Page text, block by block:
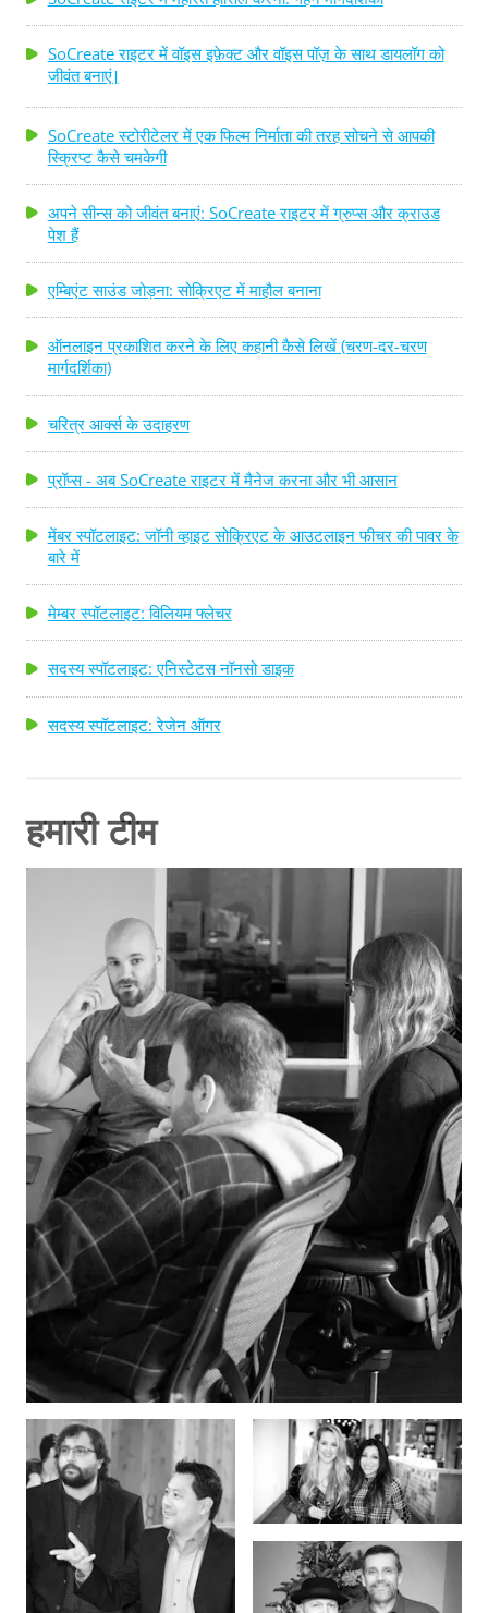
SoCreate राइटर में वॉइस इफ़ेक्ट और वॉइस पॉज़ के साथ डायलॉग को
जीवंत बनाएं।
SoCreate स्टोरीटेलर में एक फिल्म निर्माता की तरह सोचने से आपकी
स्क्रिप्ट कैसे चमकेगी
अपने सीन्स को जीवंत बनाएं: SoCreate राइटर में ग्रुप्स और क्राउड
पेश हैं
एम्बिएंट साउंड जोड़ना: सोक्रिएट में माहौल बनाना
ऑनलाइन प्रकाशित करने के लिए कहानी कैसे लिखें (चरण-दर-चरण
मार्गदर्शिका)
चरित्र आर्क्स के उदाहरण
प्रॉप्स - अब SoCreate राइटर में मैनेज करना और भी आसान
मेंबर स्पॉटलाइट: जॉनी व्हाइट सोक्रिएट के आउटलाइन फीचर की पावर के
बारे में
मेम्बर स्पॉटलाइट: विलियम फ्लेचर
सदस्य स्पॉटलाइट: एनिस्टेटस नॉनसो डाइक
सदस्य स्पॉटलाइट: रेजेन ऑगर
हमारी टीम